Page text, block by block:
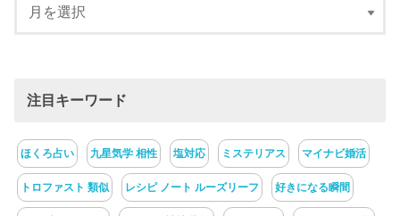
注目キーワード
ほくろ占い 九星気学 相性 塩対応 ミステリアス マイナビ婚活
トロファスト 類似 レシピ ノート ルーズリーフ 好きになる瞬間